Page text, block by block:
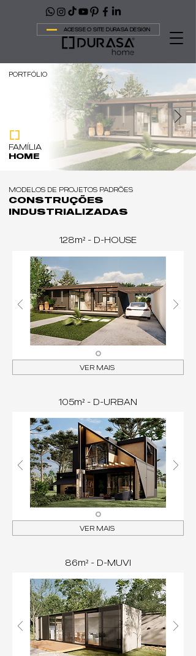
ACESSE O SITE DURASA DESIGN
PORTFÓLIO
FAMÍLIA
HOME
MODELOS DE PROJETOS PADRÕES
CONSTRUÇÕES
INDUSTRIALIZADAS
128m² - D-HOUSE
VER MAIS
105m² - D-URBAN
VER MAIS
86m² - D-MUVI